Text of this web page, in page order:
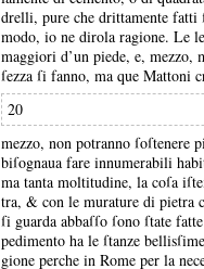
drelli, pure che drittamente fatti
modo, io ne dirola ragione. Le
maggiori d’un piede, e, mezzo,
ſezza ſi fanno, ma que Mattoni
20
mezzo, non potranno ſoſtenere
biſognaua fare innumerabili
ma tanta moltitudine, la coſa
tra, & con le murature di pietra
ſi guarda abbaſſo ſono ſtate
pedimento ha le ſtanze
gione perche in Rome per la